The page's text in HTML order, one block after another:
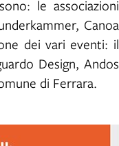
le associazioni
Canoa
dei vari eventi: il
Design, Andos
di Ferrara.